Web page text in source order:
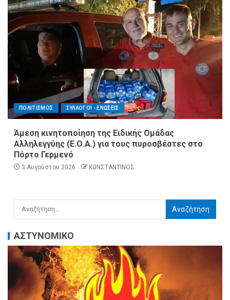
ΠΟΛΙΤΙΣΜΟΣ ΣΥΛΛΟΓΟΙ - ΕΝΩΣΕΙΣ
Άμεση κινητοποίηση της Ειδικής Ομάδας
Αλληλεγγύης (Ε.Ο.Α.) για τους πυροσβέστες στο
Πόρτο Γερμενό
3 Αυγούστου 2026 ΚΩΝΣΤΑΝΤΙΝΟΣ
ΑΣΤΥΝΟΜΙΚΟ